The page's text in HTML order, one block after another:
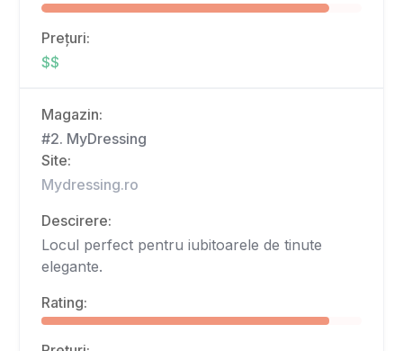
Prețuri:
$$
Magazin:
#2. MyDressing
Site:
Mydressing.ro
Descirere:
Locul perfect pentru iubitoarele de tinute
elegante.
Rating: